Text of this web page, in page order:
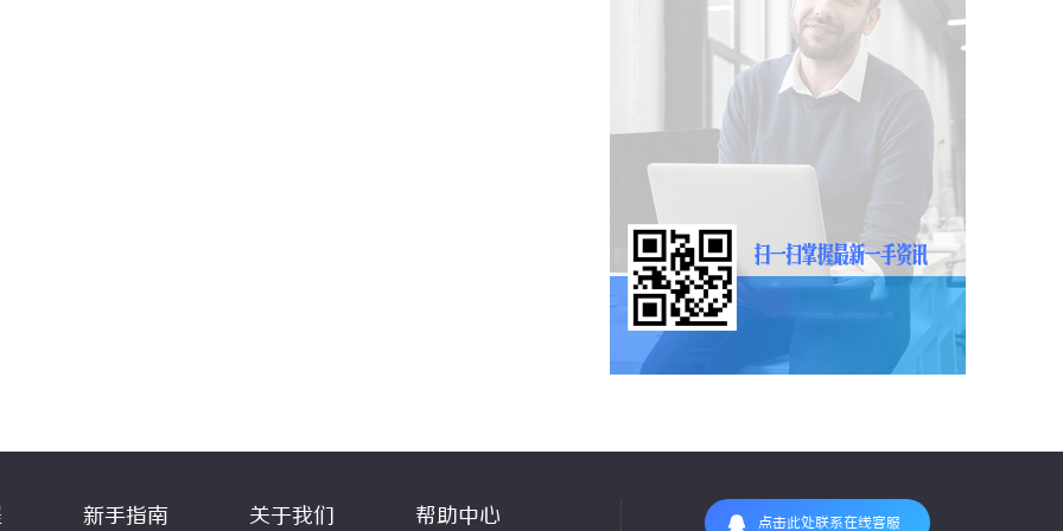
新手指南 关于我们 帮助中心 点击此处联系在线客服